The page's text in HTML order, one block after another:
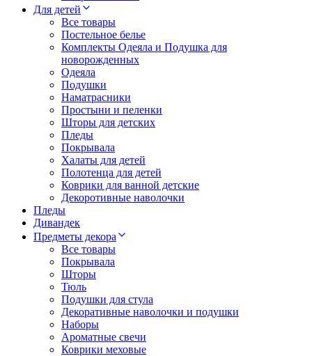
Для детей
Все товары
Постельное белье
Комплекты Одеяла и Подушка для
новорожденных
Одеяла
Подушки
Наматрасники
Простыни и пеленки
Шторы для детских
Пледы
Покрывала
Халаты для детей
Полотенца для детей
Коврики для ванной детские
Декоротивные наволочки
Пледы
Дивандек
Предметы декора
Все товары
Покрывала
Шторы
Тюль
Подушки для стула
Декоративные наволочки и подушки
Наборы
Ароматные свечи
Коврики меховые